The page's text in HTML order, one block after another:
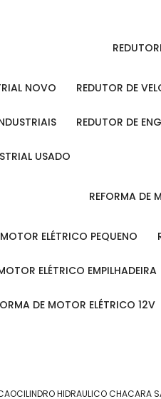
NOVO REDUTOR DE
REDUTOR DE
USADO
REFORMA DE
MOTOR ELÉTRICO PEQUENO
ELÉTRICO EMPILHADEIRA
DE MOTOR ELÉTRICO 12V
CILINDRO HIDRAULICO CHACARA